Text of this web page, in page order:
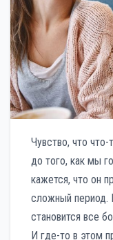
Чувство, что
до того, как мы
кажется, что он
сложный период.
становится все
И где-то в этом